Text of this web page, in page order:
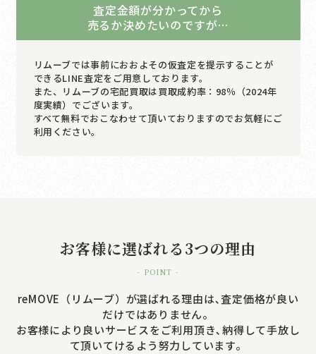
査定金額が分かってから
売るか決めたいのですが…
リムーブでは事前におおよその仮査定を提示することが
できるLINE査定をご用意しております。
また、リムーブの宅配買取は買取成約率：98％（2024年
度実績）でございます。
すべて無料でおこなわせて頂いておりますのでお気軽にご
利用ください。
お客様に選ばれる3つの理由
- POINT -
reMOVE（リムーブ）が選ばれる理由は､査定価格が良い
だけではありません。
お客様により良いサービスをご利用頂き､納得して手放し
て頂いてけるよう努力しています。